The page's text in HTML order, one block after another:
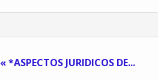
« *ASPECTOS JURIDICOS DE...